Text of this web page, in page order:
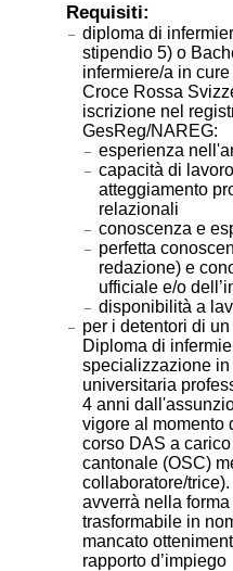
Requisiti:
diploma di
stipendio 5) o
infermiere/a in
Croce Rossa
iscrizione nel
GesReg/NAREG:
esperienza
capacità di
atteggiamento
relazionali
conoscenza e
perfetta
redazione) e
ufficiale e/o
disponibilità a
per i detentori di
Diploma di
specializzazione
universitaria
4 anni
vigore al momento
corso DAS a
cantonale (OSC)
collaboratore/
avverrà nella
trasformabile in
mancato
rapporto d’impiego